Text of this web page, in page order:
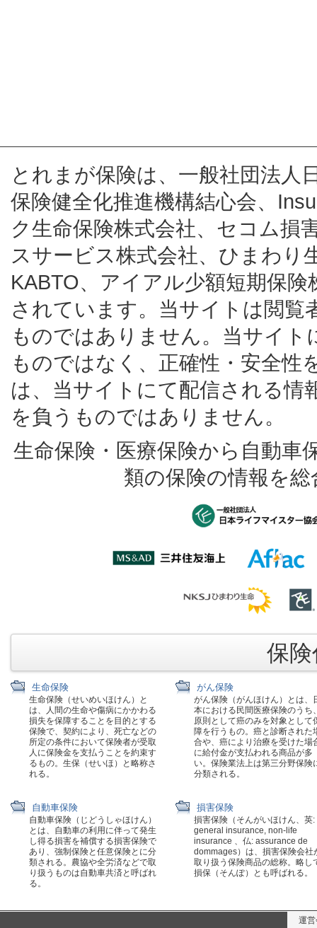
とれまが保険は、一般社団法人
保険健全化推進機構結心会、
ク生命保険株式会社、セコム損
スサービス株式会社、ひまわり
KABTO、アイアル少額短期保
されています。当サイトは閲覧
ものではありません。当サイ
ものではなく、正確性・安全性
は、当サイトにて配信される情
を負うものではありません。
生命保険・医療保険から自動車
類の保険の情報を
保
生命保険
生命保険（せいめいほけん）と
は、人間の生命や傷病にかかわる
損失を保障することを目的とする
保険で、契約により、死亡などの
所定の条件において保険者が受取
人に保険金を支払うことを約束す
るもの。生保（せいほ）と略称さ
れる。
がん保険
がん保険（がんほけん）とは、
本における民間医療保険のうち
原則として癌のみを対象として
障を行うもの。癌と診断された
合や、癌により治療を受けた場
に給付金が支払われる商品が多
い。保険業法上は第三分野保険
分類される。
自動車保険
自動車保険（じどうしゃほけん）
とは、自動車の利用に伴って発生
し得る損害を補償する損害保険で
あり、強制保険と任意保険とに分
類される。農協や全労済などで取
り扱うものは自動車共済と呼ばれ
る。
損害保険
損害保険（そんがいほけん、英:
general insurance, non-life
insurance 、仏: assurance de
dommages）は、損害保険会社
取り扱う保険商品の総称。略し
損保（そんぽ）とも呼ばれる。
運